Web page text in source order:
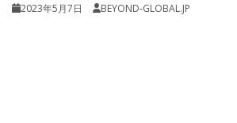
2023年5月7日 BEYOND-GLOBAL.JP